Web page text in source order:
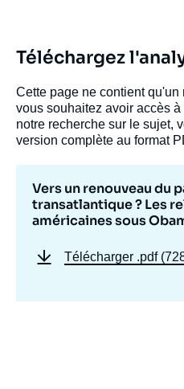
Téléchargez
Cette page ne contient
vous souhaitez avoir accès
notre recherche sur le sujet,
version complète au format
Vers un renouveau du
transatlantique ? Les
américaines sous
Télécharger .pdf
Stormy-Annika
Claudia
du partenariat
relations germano-
Obama II », Notes,
Copier